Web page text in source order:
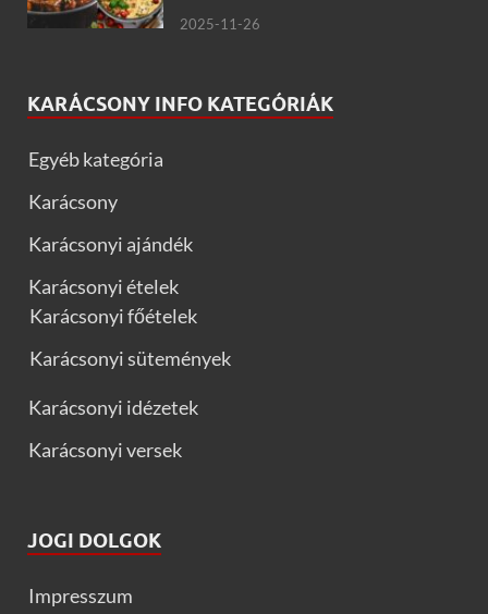
2025-11-26
KARÁCSONY INFO KATEGÓRIÁK
Egyéb kategória
Karácsony
Karácsonyi ajándék
Karácsonyi ételek
Karácsonyi főételek
Karácsonyi sütemények
Karácsonyi idézetek
Karácsonyi versek
JOGI DOLGOK
Impresszum